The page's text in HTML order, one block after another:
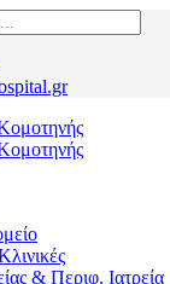
& Περιφ. Ιατρεία